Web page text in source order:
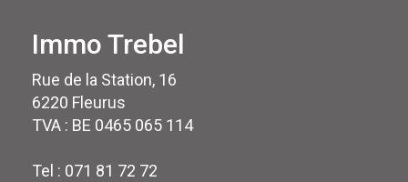
Immo Trebel
Rue de la Station, 16
6220 Fleurus
TVA : BE 0465 065 114
Tel : 071 81 72 72